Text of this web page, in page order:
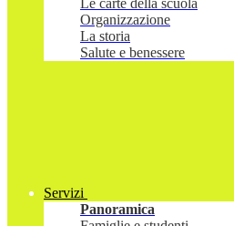
Le carte della scuola
Organizzazione
La storia
Salute e benessere
Servizi
Panoramica